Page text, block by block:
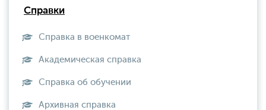
Справки
Справка в военкомат
Академическая справка
Справка об обучении
Архивная справка